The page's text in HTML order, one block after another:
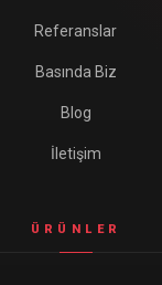
Referanslar
Basında Biz
Blog
İletişim
ÜRÜNLER